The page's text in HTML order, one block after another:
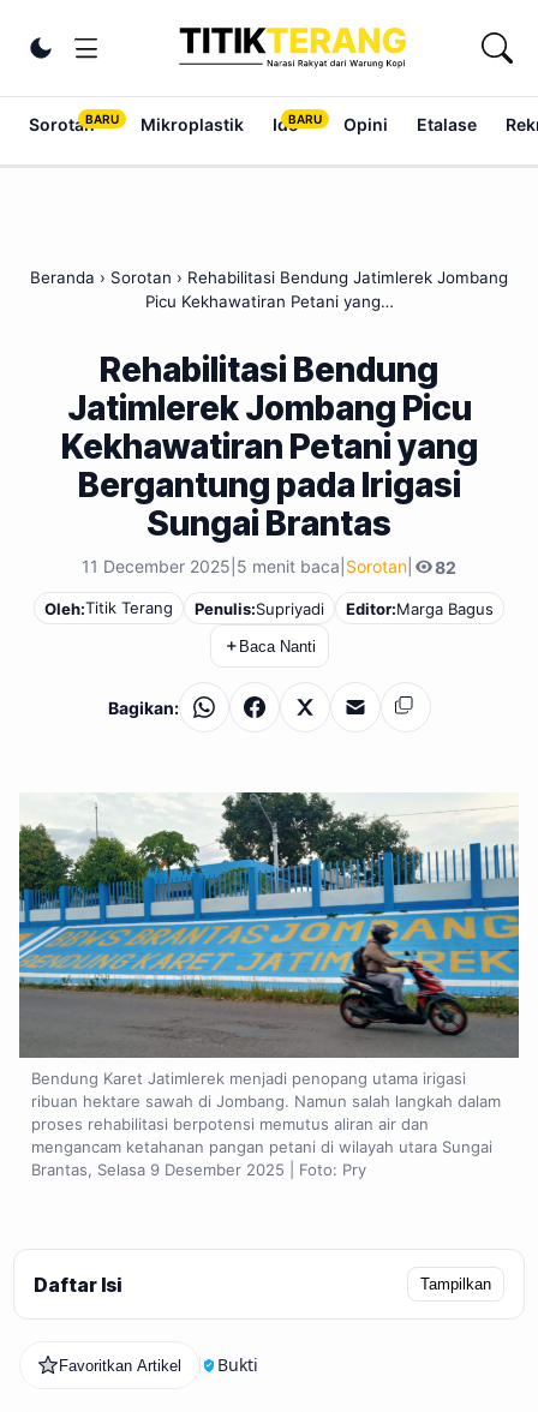
Ubah tema
Sorotan Mikroplastik Ide Opini Etalase
Beranda › Sorotan › Rehabilitasi Bendung Jatimlerek Jombang
Picu Kekhawatiran Petani yang…
Rehabilitasi Bendung
Jatimlerek Jombang Picu
Kekhawatiran Petani yang
Bergantung pada Irigasi
Sungai Brantas
11 December 2025 5 menit baca Sorotan 82
Oleh:Titik Terang Penulis:Supriyadi Editor:Marga Bagus
＋ Baca Nanti
Bagikan: WhatsAppFacebook
X EmailSalin
Bendung Karet Jatimlerek menjadi penopang utama irigasi
ribuan hektare sawah di Jombang. Namun salah langkah dalam
proses rehabilitasi berpotensi memutus aliran air dan
mengancam ketahanan pangan petani di wilayah utara Sungai
Brantas, Selasa 9 Desember 2025 | Foto: Pry
Daftar Isi Tampilkan
Favoritkan Artikel Bukti